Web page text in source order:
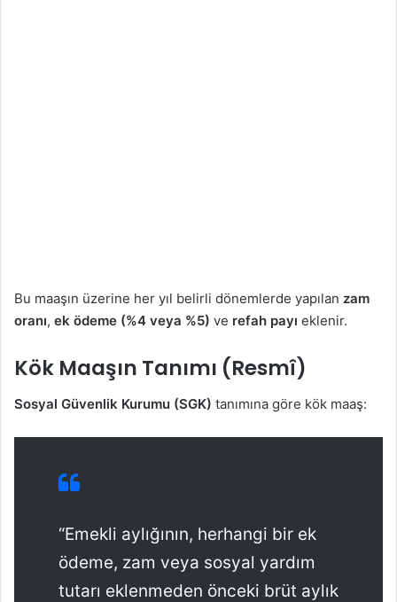
Bu maaşın üzerine her yıl belirli dönemlerde yapılan zam
oranı, ek ödeme (%4 veya %5) ve refah payı eklenir.
Kök Maaşın Tanımı (Resmî)
Sosyal Güvenlik Kurumu (SGK) tanımına göre kök maaş:
“Emekli aylığının, herhangi bir ek
ödeme, zam veya sosyal yardım
tutarı eklenmeden önceki brüt aylık